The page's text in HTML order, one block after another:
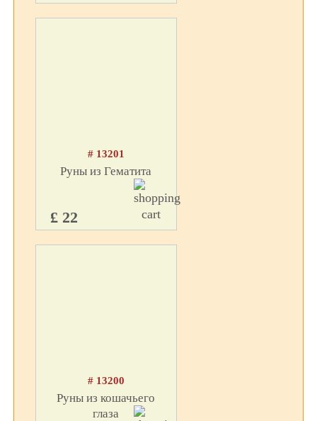
# 13201
Руны из Гематита
£ 22
# 13200
Руны из кошачьего
глаза